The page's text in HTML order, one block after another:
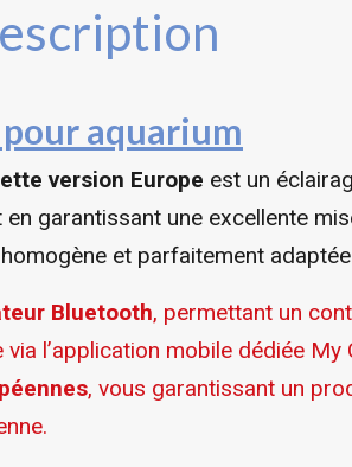
aquarium
version Europe est un
garantissant une excellente
et parfaitement
Bluetooth, permettant un
l’application mobile dédiée My
, vous garantissant un